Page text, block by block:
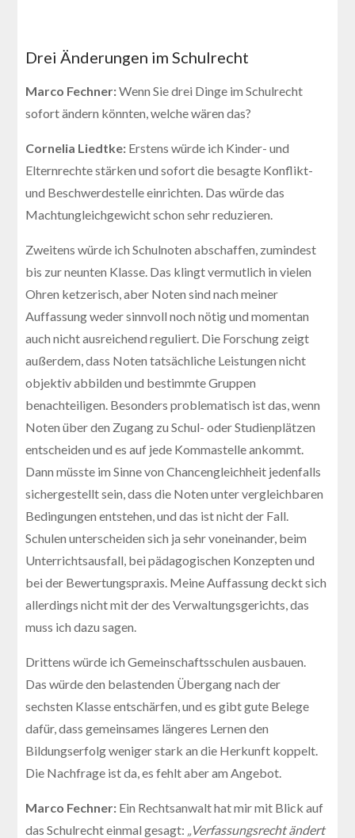
Drei Änderungen im Schulrecht
Marco Fechner:Wenn Sie drei Dinge im Schulrecht
sofort ändern könnten, welche wären das?
Cornelia Liedtke: Erstens würde ich Kinder- und
Elternrechte stärken und sofort die besagte Konflikt-
und Beschwerdestelle einrichten. Das würde das
Machtungleichgewicht schon sehr reduzieren.
Zweitens würde ich Schulnoten abschaffen, zumindest
bis zur neunten Klasse. Das klingt vermutlich in vielen
Ohren ketzerisch, aber Noten sind nach meiner
Auffassung weder sinnvoll noch nötig und momentan
auch nicht ausreichend reguliert. Die Forschung zeigt
außerdem, dass Noten tatsächliche Leistungen nicht
objektiv abbilden und bestimmte Gruppen
benachteiligen. Besonders problematisch ist das, wenn
Noten über den Zugang zu Schul- oder Studienplätzen
entscheiden und es auf jede Kommastelle ankommt.
Dann müsste im Sinne von Chancengleichheit jedenfalls
sichergestellt sein, dass die Noten unter vergleichbaren
Bedingungen entstehen, und das ist nicht der Fall.
Schulen unterscheiden sich ja sehr voneinander, beim
Unterrichtsausfall, bei pädagogischen Konzepten und
bei der Bewertungspraxis. Meine Auffassung deckt sich
allerdings nicht mit der des Verwaltungsgerichts, das
muss ich dazu sagen.
Drittens würde ich Gemeinschaftsschulen ausbauen.
Das würde den belastenden Übergang nach der
sechsten Klasse entschärfen, und es gibt gute Belege
dafür, dass gemeinsames längeres Lernen den
Bildungserfolg weniger stark an die Herkunft koppelt.
Die Nachfrage ist da, es fehlt aber am Angebot.
Marco Fechner: Ein Rechtsanwalt hat mir mit Blick auf
das Schulrecht einmal gesagt: „Verfassungsrecht ändert